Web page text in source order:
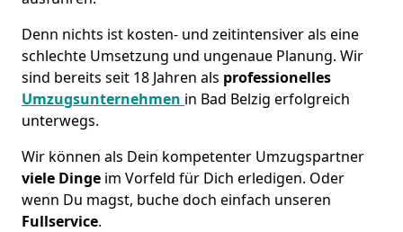
Denn nichts ist kosten- und zeitintensiver als eine
schlechte Umsetzung und ungenaue Planung. Wir
sind bereits seit 18 Jahren als professionelles
Umzugsunternehmen in Bad Belzig erfolgreich
unterwegs.
Wir können als Dein kompetenter Umzugspartner
viele Dinge im Vorfeld für Dich erledigen. Oder
wenn Du magst, buche doch einfach unseren
Fullservice.